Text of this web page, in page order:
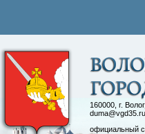
160000, г.
duma@vgd35.ru
официальный
Контакты